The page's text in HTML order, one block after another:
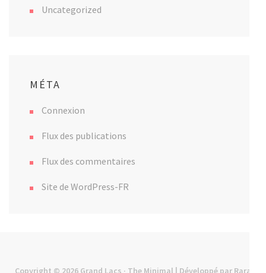
Uncategorized
MÉTA
Connexion
Flux des publications
Flux des commentaires
Site de WordPress-FR
Copyright © 2026 Grand Lacs · The Minimal | Développé par Rara